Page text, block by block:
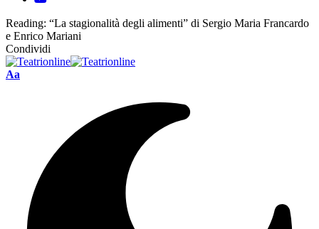
Reading: “La stagionalità degli alimenti” di Sergio Maria Francardo
e Enrico Mariani
Condividi
Font
Aa